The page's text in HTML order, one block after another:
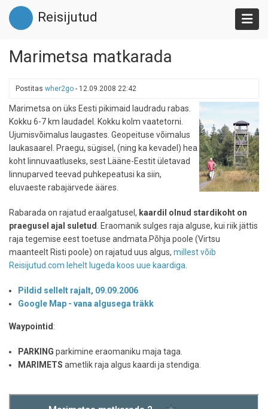
Liigu
edasi
põhisisu
Reisijutud
Marimetsa matkarada
Postitas wher2go - 12.09.2008 22:42
Marimetsa on üks Eesti pikimaid laudradu rabas.
Kokku 6-7 km laudadel. Kokku kolm vaatetorni.
Ujumisvõimalus laugastes. Geopeituse võimalus
laukasaarel. Praegu, sügisel, (ning ka kevadel) hea
koht linnuvaatluseks, sest Lääne-Eestit ületavad
linnuparved teevad puhkepeatusi ka siin,
eluvaeste rabajärvede ääres.
Rabarada on rajatud eraalgatusel, kaardil olnud stardikoht on
praegusel ajal suletud
. Eraomanik sulges raja alguse, kui riik jättis
raja tegemise eest toetuse andmata.Põhja poole (Virtsu
maanteelt Risti poole) on rajatud uus algus, millest võib
Reisijutud.com lehelt lugeda koos uue kaardiga
Pildid sellelt rajalt, 09.09.2006
Google Map - vana algusega träkk
Waypointid :
PARKING parkimine eraomaniku maja taga.
MARIMETS ametlik raja algus kaardi ja stendiga.